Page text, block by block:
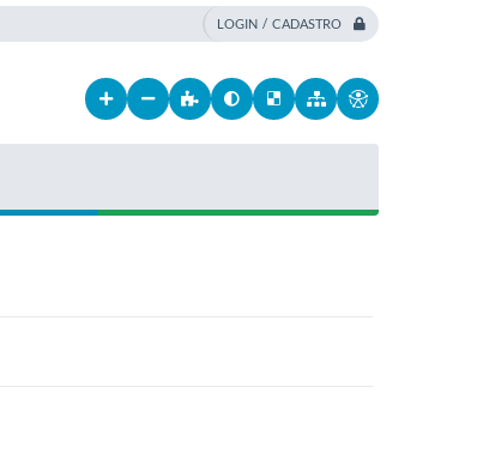
LOGIN / CADASTRO